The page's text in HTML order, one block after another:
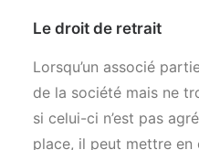
Le droit de retrait
Lorsqu’un associé
de la société mais ne
si celui-ci n’est pas
place, il peut mettre